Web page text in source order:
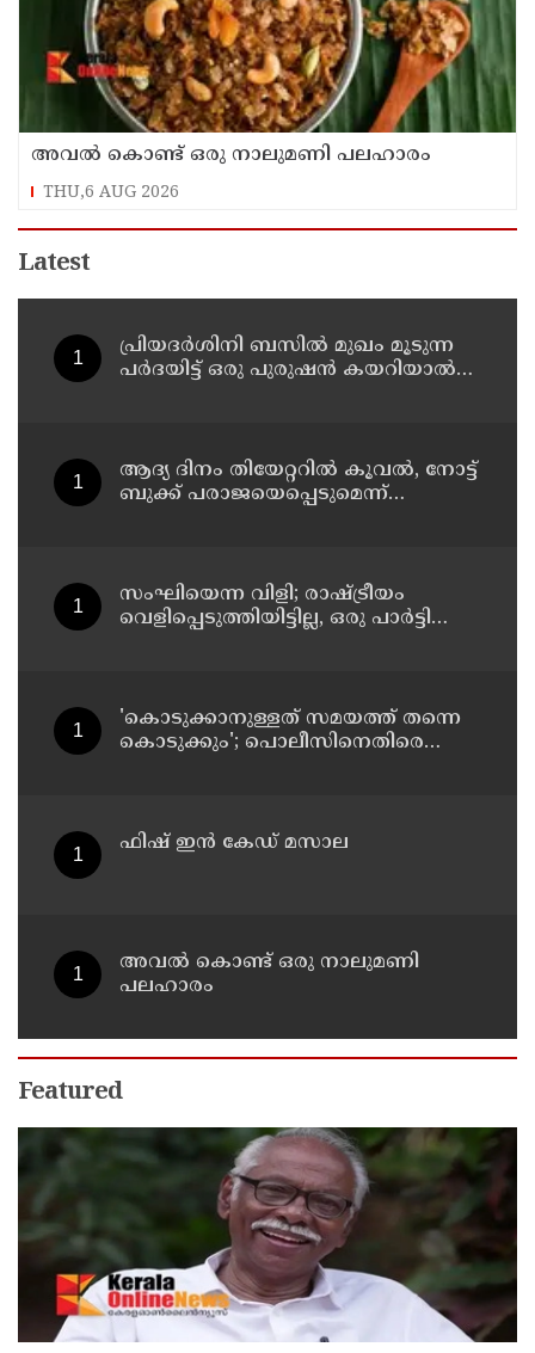
അവൽ കൊണ്ട് ഒരു നാലുമണി പലഹാരം
THU,6 AUG 2026
Latest
പ്രിയദർശിനി ബസിൽ മുഖം മൂടുന്ന
പർദയിട്ട് ഒരു പുരുഷൻ കയറിയാൽ
ആദ്യ ദിനം തിയേറ്ററില്‍ കൂവല്‍, നോട്ട്
ബുക്ക് പരാജയെപ്പെടുമെന്ന്
സംഘിയെന്ന വിളി; രാഷ്ട്രീയം
വെളിപ്പെടുത്തിയിട്ടില്ല, ഒരു പാര്‍ട്ടിയും
'കൊടുക്കാനുള്ളത് സമയത്ത് തന്നെ
കൊടുക്കും'; പൊലീസിനെതിരെ
ഫിഷ് ഇൻ കേഡ് മസാല
അവൽ കൊണ്ട് ഒരു നാലുമണി
പലഹാരം
Featured